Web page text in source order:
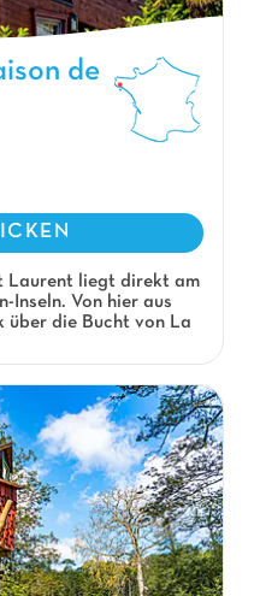
Bretagne
de
Laurent liegt direkt am
Inseln. Von hier aus
über die Bucht von La